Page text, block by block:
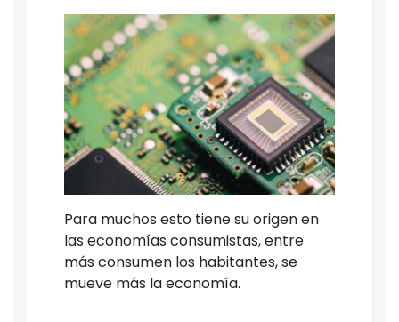
Para muchos esto tiene su origen en
las economías consumistas, entre
más consumen los habitantes, se
mueve más la economía.